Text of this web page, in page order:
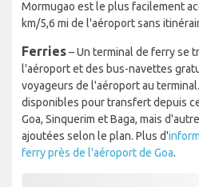
Mormugao est le plus facilement
km/5,6 mi de l'aéroport sans
Ferries– Un terminal de ferry se
l'aéroport et des bus-navettes
voyageurs de l'aéroport au
disponibles pour transfert depuis
Goa, Sinquerim et Baga, mais
ajoutées selon le plan. Plus d'
ferry près de l'aéroport de Goa.